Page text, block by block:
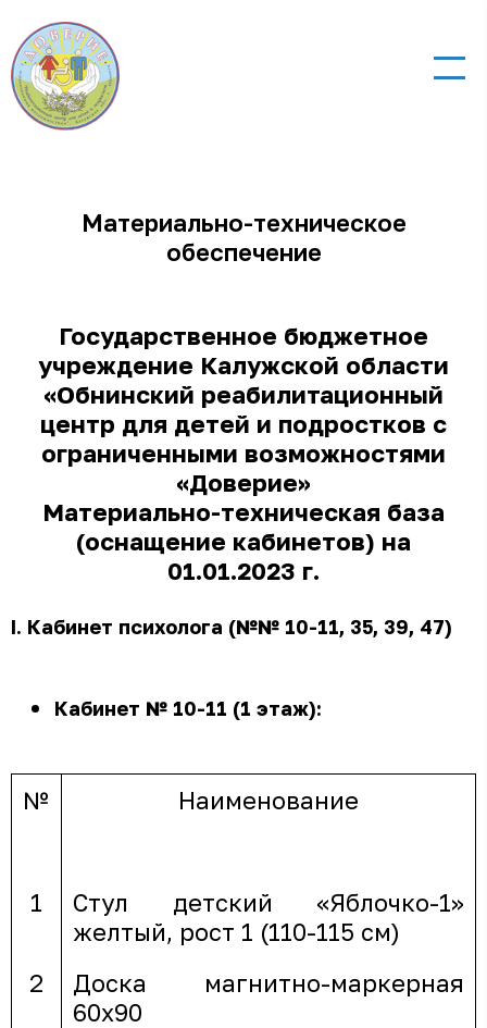
Материально-техническое
обеспечение
Государственное бюджетное
учреждение Калужской области
«Обнинский реабилитационный
центр для детей и подростков с
ограниченными возможностями
«Доверие»
Материально-техническая база
(оснащение кабинетов) на
01.01.2023 г.
I. Кабинет психолога (№№ 10-11, 35, 39, 47)
Кабинет № 10-11 (1 этаж):
№ Наименование
1
Стул детский «Яблочко-1»
желтый, рост 1 (110-115 см)
2
Доска магнитно-маркерная
60х90